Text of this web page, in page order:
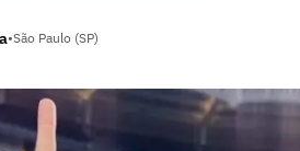
•São Paulo (SP)